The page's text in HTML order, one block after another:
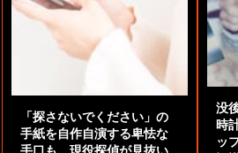
「探さないでください」の
手紙を自作自演する卑怯な
手口も。現役探偵が見抜い
没
時
ッ